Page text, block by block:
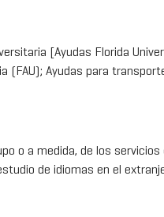
[Ayudas Florida
(FAU); Ayudas para
o a medida, de los servicios
de idiomas en el